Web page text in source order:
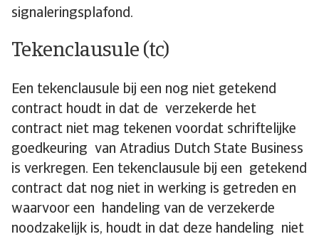
signaleringsplafond.
Tekenclausule (tc)
Een tekenclausule bij een nog niet getekend
contract houdt in dat de verzekerde het
contract niet mag tekenen voordat schriftelijke
goedkeuring van Atradius Dutch State Business
is verkregen. Een tekenclausule bij een getekend
contract dat nog niet in werking is getreden en
waarvoor een handeling van de verzekerde
noodzakelijk is, houdt in dat deze handeling niet